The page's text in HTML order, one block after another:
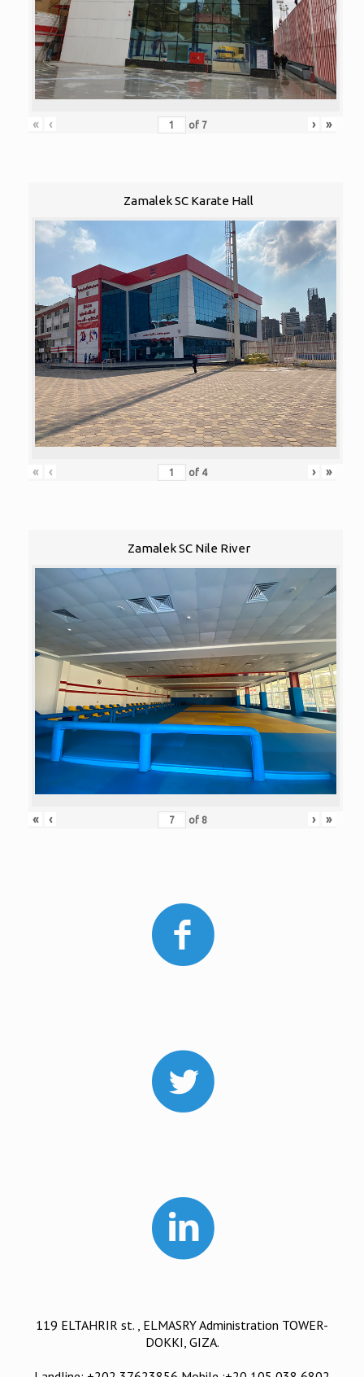
« ‹ of 7 › »
Zamalek SC Karate Hall
« ‹ of 4 › »
Zamalek SC Nile River
« ‹ of 8 › »
119 ELTAHRIR st. , ELMASRY Administration TOWER-
DOKKI, GIZA.